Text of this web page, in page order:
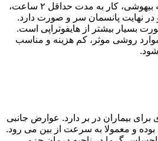
جراحی لیفت صورت نیاز به بیهوشی، کار به مدت حداقل ۲ ساعت،
نهایت پانسمان سر و صورت دارد.
بسیار بیشتر از هایفوتراپی است.
روشی موثر، کم هزینه و مناسب
برای بیماران در بر دارد. عوارض جانبی
و معمولا به سرعت از بین می رود.